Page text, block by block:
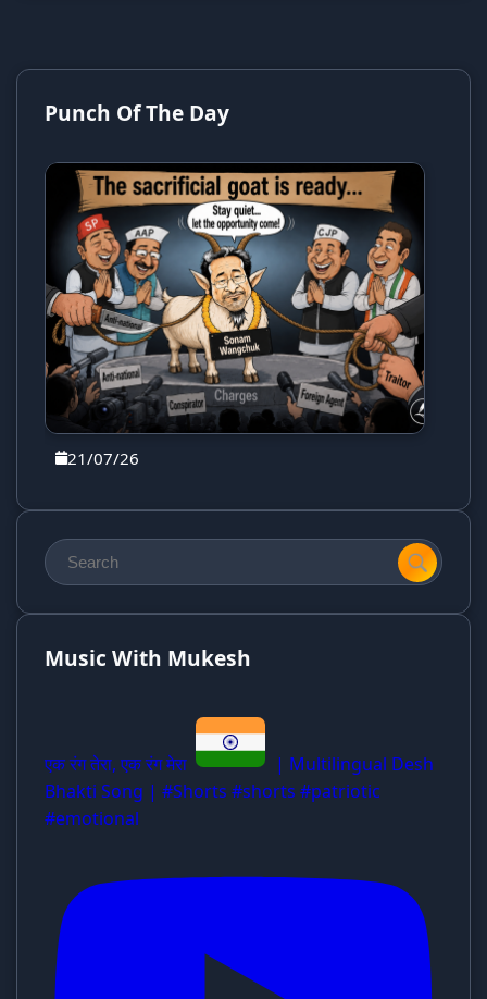
Punch Of The Day
21/07/26
Music With Mukesh
एक रंग तेरा, एक रंग मेरा
| Multilingual Desh
Bhakti Song | #Shorts #shorts #patriotic
#emotional